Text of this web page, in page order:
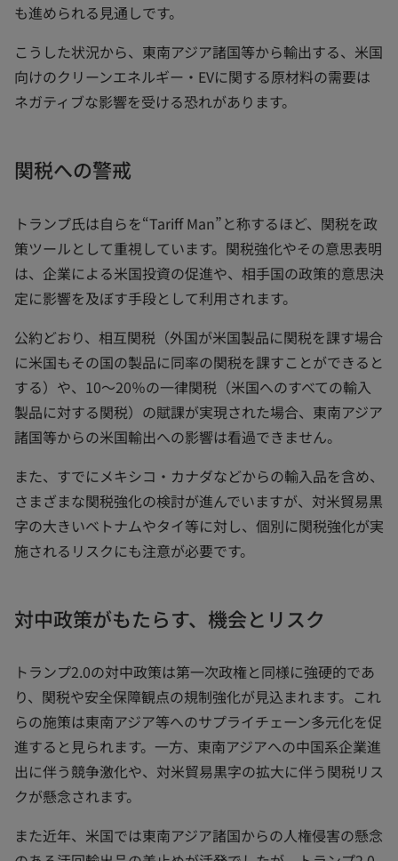
も進められる見通しです。
こうした状況から、東南アジア諸国等から輸出する、米国
向けのクリーンエネルギー・EVに関する原材料の需要は
ネガティブな影響を受ける恐れがあります。
関税への警戒
トランプ氏は自らを“Tariff Man”と称するほど、関税を政
策ツールとして重視しています。関税強化やその意思表明
は、企業による米国投資の促進や、相手国の政策的意思決
定に影響を及ぼす手段として利用されます。
公約どおり、相互関税（外国が米国製品に関税を課す場合
に米国もその国の製品に同率の関税を課すことができると
する）や、10～20％の一律関税（米国へのすべての輸入
製品に対する関税）の賦課が実現された場合、東南アジア
諸国等からの米国輸出への影響は看過できません。
また、すでにメキシコ・カナダなどからの輸入品を含め、
さまざまな関税強化の検討が進んでいますが、対米貿易黒
字の大きいベトナムやタイ等に対し、個別に関税強化が実
施されるリスクにも注意が必要です。
対中政策がもたらす、機会とリスク
トランプ2.0の対中政策は第一次政権と同様に強硬的であ
り、関税や安全保障観点の規制強化が見込まれます。これ
らの施策は東南アジア等へのサプライチェーン多元化を促
進すると見られます。一方、東南アジアへの中国系企業進
出に伴う競争激化や、対米貿易黒字の拡大に伴う関税リス
クが懸念されます。
また近年、米国では東南アジア諸国からの人権侵害の懸念